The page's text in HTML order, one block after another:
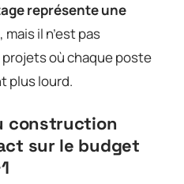
représente une
, mais il n’est pas
où chaque poste
plus lourd.
construction
sur le budget